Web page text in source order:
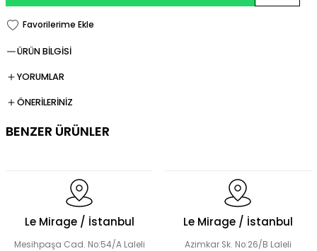
ÜRÜN BİLGİSİ
YORUMLAR
ÖNERİLERİNİZ
BENZER ÜRÜNLER
Le Mirage / İstanbul
Mesihpaşa Cad. No:54/A Laleli
Le Mirage / İstanbul
Azimkar Sk. No:26/B Laleli